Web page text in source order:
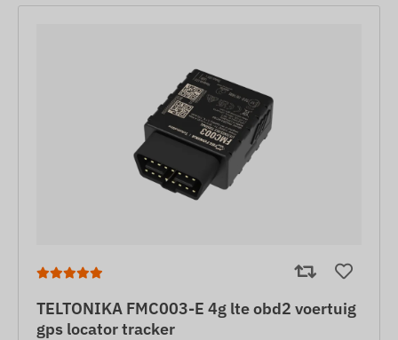
TELTONIKA FMC003-E 4g lte obd2 voertuig
gps locator tracker